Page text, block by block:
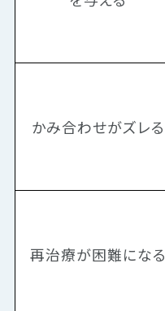
かみ合わせがズレる
再治療が困難になる